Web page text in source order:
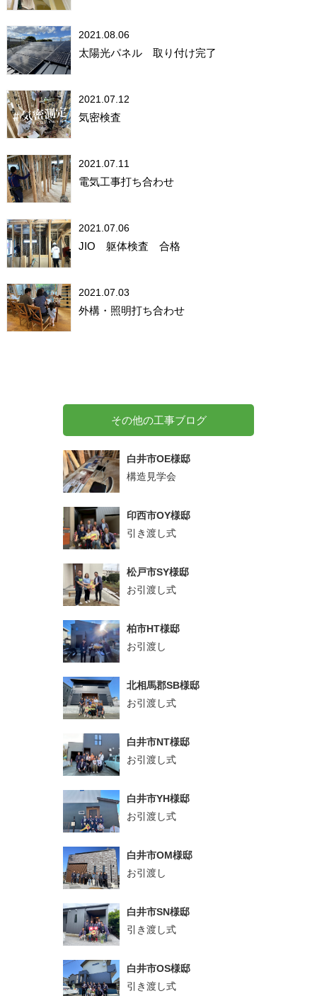
2021.08.06
太陽光パネル 取り付け完了
2021.07.12
気密検査
2021.07.11
電気工事打ち合わせ
2021.07.06
JIO 躯体検査 合格
2021.07.03
外構・照明打ち合わせ
その他の工事ブログ
白井市OE様邸
構造見学会
印西市OY様邸
引き渡し式
松戸市SY様邸
お引渡し式
柏市HT様邸
お引渡し
北相馬郡SB様邸
お引渡し式
白井市NT様邸
お引渡し式
白井市YH様邸
お引渡し式
白井市OM様邸
お引渡し
白井市SN様邸
引き渡し式
白井市OS様邸
引き渡し式